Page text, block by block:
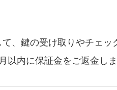
、鍵の受け取りやチェッ
以内に保証金をご返金しま